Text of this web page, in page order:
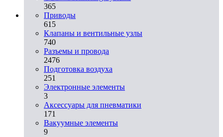
365
Приводы
615
Клапаны и вентильные узлы
740
Разъемы и провода
2476
Подготовка воздуха
251
Электронные элементы
3
Аксессуары для пневматики
171
Вакуумные элементы
9